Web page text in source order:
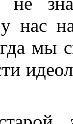
нас
мы